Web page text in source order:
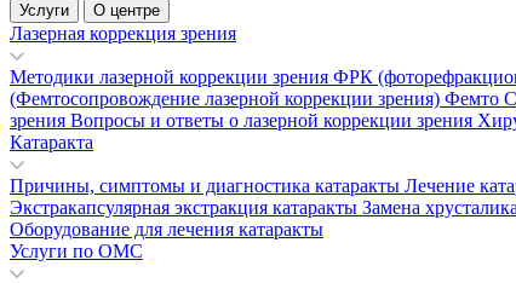
Услуги О центре
Лазерная коррекция зрения
Методики лазерной коррекции зрения ФРК
(Фемтосопровождение лазерной коррекции зрения) Фемто
зрения Вопросы и ответы о лазерной коррекции зрения
Катаракта
Причины, симптомы и диагностика катаракты Лечение
Экстракапсулярная экстракция катаракты Замена
Оборудование для лечения катаракты
Услуги по ОМС